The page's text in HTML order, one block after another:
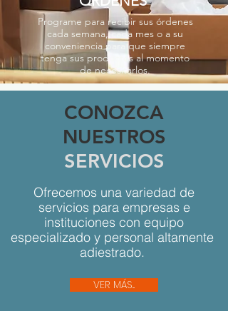
Programe para recibir sus órdenes
cada semana, cada mes o a su
conveniencia para que siempre
tenga sus productos al momento
de necesitarlos.
CONOZCA
NUESTROS
SERVICIOS
Ofrecemos una variedad de
servicios para empresas e
instituciones con equipo
especializado y personal altamente
adiestrado.
VER MÁS...